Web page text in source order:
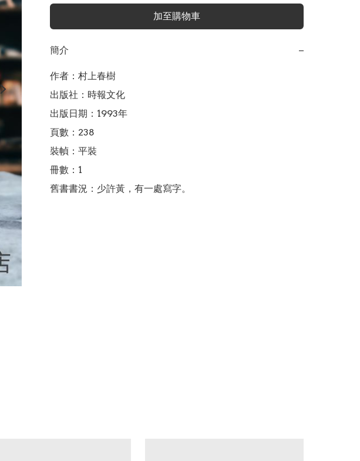
加至購物車
簡介 −
作者：村上春樹
出版社：時報文化
出版日期：1993年
頁數：238
裝幀：平裝
冊數：1
舊書書況：少許黃，有一處寫字。